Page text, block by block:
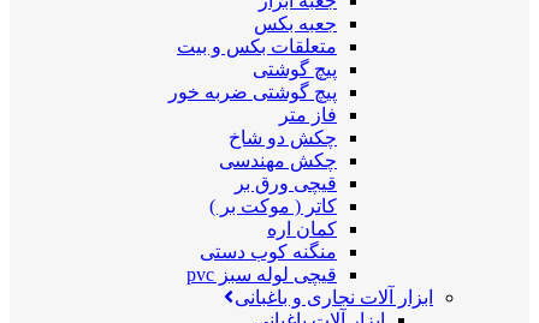
جعبه بکس
متعلقات بکس و بیت
پیچ گوشتی
پیچ گوشتی ضربه خور
فاز متر
چکش دو شاخ
چکش مهندسی
قیچی ورق بر
کاتر ( موکت بر )
کمان اره
منگنه کوب دستی
قیچی لوله سبز pvc
ابزار آلات نجاری و باغبانی